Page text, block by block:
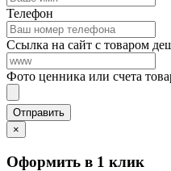
Телефон
Ссылка на сайт с товаром
Фото ценника или счета
×
Оформить в 1 клик